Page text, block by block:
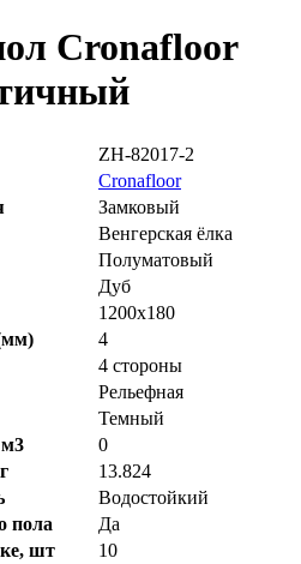
Cronafloor
ZH-82017-2
Cronafloor
Замковый
Венгерская ёлка
Полуматовый
Дуб
1200x180
4
4 стороны
Рельефная
Темный
0
13.824
Водостойкий
пола
Да
шт
10